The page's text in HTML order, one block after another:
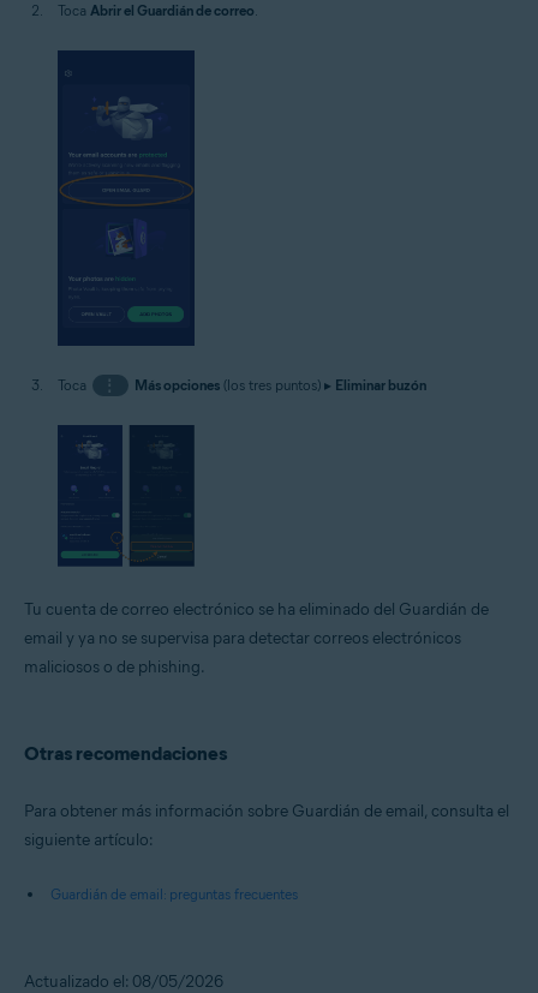
Toca Abrir el Guardián de correo
Toca ⋮ Más opciones(los tres puntos) ▸ Eliminar buzón
Tu cuenta de correo electrónico se ha eliminado del Guardián de
email y ya no se supervisa para detectar correos electrónicos
maliciosos o de phishing.
Otras recomendaciones
Para obtener más información sobre Guardián de email, consulta el
siguiente artículo:
Guardián de email: preguntas frecuentes
Actualizado el: 08/05/2026